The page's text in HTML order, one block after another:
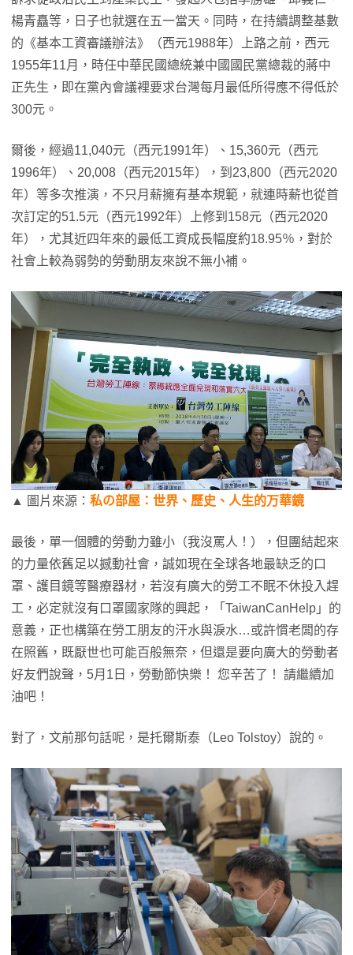
楊青矗等，日子也就選在五一當天。同時，在持續調整基數
的《基本工資審議辦法》（西元1988年）上路之前，西元
1955年11月，時任中華民國總統兼中國國民黨總裁的蔣中
正先生，即在黨內會議裡要求台灣每月最低所得應不得低於
300元。
爾後，經過11,040元（西元1991年）、15,360元（西元
1996年）、20,008（西元2015年），到23,800（西元2020
年）等多次推演，不只月薪擁有基本規範，就連時薪也從首
次訂定的51.5元（西元1992年）上修到158元（西元2020
年），尤其近四年來的最低工資成長幅度約18.95％，對於
社會上較為弱勢的勞動朋友來說不無小補。
▲ 圖片來源： 私の部屋：世界、歷史、人生的万華鏡
最後，單一個體的勞動力雖小（我沒罵人！），但團結起來
的力量依舊足以撼動社會，誠如現在全球各地最缺乏的口
罩、護目鏡等醫療器材，若沒有廣大的勞工不眠不休投入趕
工，必定就沒有口罩國家隊的興起，「TaiwanCanHelp」的
意義，正也構築在勞工朋友的汗水與淚水…或許慣老闆的存
在照舊，既厭世也可能百般無奈，但還是要向廣大的勞動者
好友們說聲，5月1日，勞動節快樂！ 您辛苦了！ 請繼續加
油吧！
對了，文前那句話呢，是托爾斯泰（Leo Tolstoy）說的。